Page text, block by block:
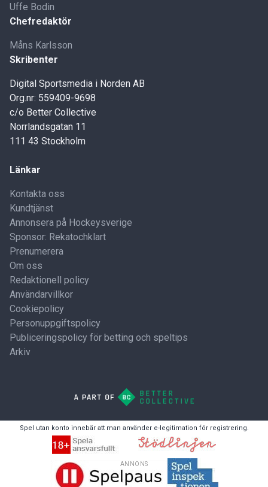
ANNONS
Uffe Bodin
Chefredaktör
Måns Karlsson
Skribenter
Digital Sportsmedia i Norden AB
Org.nr: 559409-9698
c/o Better Collective
Norrlandsgatan 11
111 43 Stockholm
Länkar
Kontakta oss
Kundtjänst
Annonsera på Hockeysverige
Sponsor: Rekatochklart
Prenumerera
Om oss
Redaktionell policy
Användarvillkor
Cookiepolicy
Personuppgiftspolicy
Publiceringspolicy för betting och speltips
Arkiv
Spel utan konto innebär att man använder e-legitimation för registrering.